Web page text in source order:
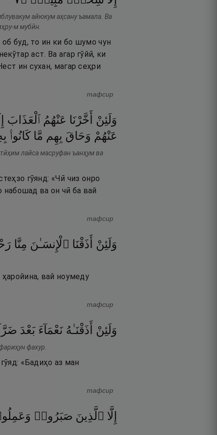
айюкум аҳсану ъамала. Ва
м мубӣн.
буд, то ин ки бо шумо чун
аст. Ва агар гӯйӣ, ки
ин сухан, магар сеҳри
тафсир
وَلَئِنْ أَخَّرْنَا عَنْهُمُ ٱلْعَذَابَ
عَنْهُمْ وَحَاقَ بِهِم مَّا كَانُوا۟
лайса масруфан ъанҳум ва
гӯянд: «Чӣ чиз онро
набошад ва он чӣ ба вай
тафсир
وَلَئِنْ أَذَقْنَا ٱلْإِنسَـٰنَ مِنَّا
вай ноумеду
тафсир
وَلَئِنْ أَذَقْنَـٰهُ نَعْمَآءَ بَعْدَ
фахур.
«Бадиҳо аз ман
тафсир
إِلَّا ٱلَّذِينَ صَبَرُوا۟